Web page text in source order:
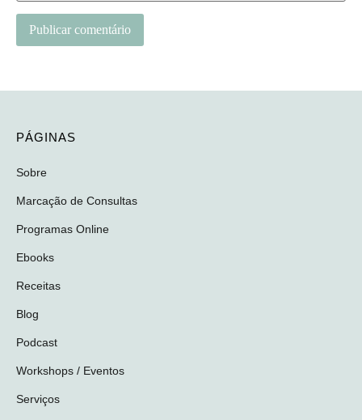
PÁGINAS
Sobre
Marcação de Consultas
Programas Online
Ebooks
Receitas
Blog
Podcast
Workshops / Eventos
Serviços